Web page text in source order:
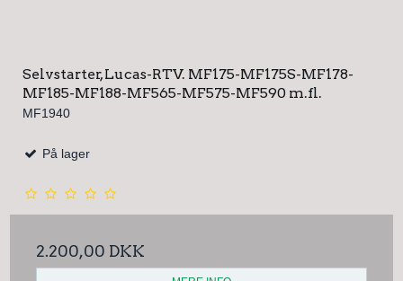
Selvstarter, Lucas-RTV. MF175-MF175S-MF178-
MF185-MF188-MF565-MF575-MF590 m.fl.
MF1940
På lager
2.200,00 DKK